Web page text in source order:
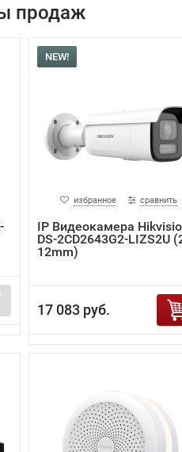
продаж
NEW!
избранное сравнить
IP Видеокамера
DS-2CD2643G2-LIZS2U
12mm)
17 083 руб.